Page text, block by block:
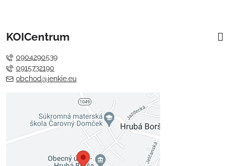
KOICentrum
0904290539
0915732190
obchod@jenkie.eu
Externý obsah je blokovaný
Voľbami súkromia
Prajete si načítať externý obsah?